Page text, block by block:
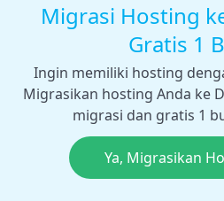
Migrasi Hosting
Gratis 1
Ingin memiliki hosting
Migrasikan hosting Anda ke
migrasi dan gratis 1
Ya, Migrasikan